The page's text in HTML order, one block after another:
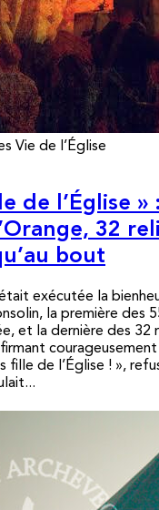
Vie de l’Église
de l’Église »
32
bout
exécutée la
la première des
et la dernière des 32
fille de l’Église ! »,